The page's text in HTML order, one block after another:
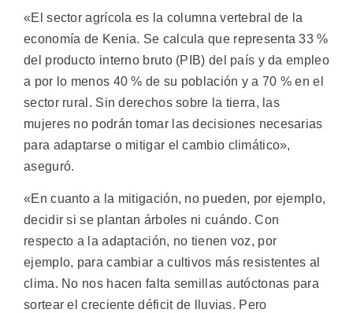
«El sector agrícola es la columna vertebral de la
economía de Kenia. Se calcula que representa 33 %
del producto interno bruto (PIB) del país y da empleo
a por lo menos 40 % de su población y a 70 % en el
sector rural. Sin derechos sobre la tierra, las
mujeres no podrán tomar las decisiones necesarias
para adaptarse o mitigar el cambio climático»,
aseguró.
«En cuanto a la mitigación, no pueden, por ejemplo,
decidir si se plantan árboles ni cuándo. Con
respecto a la adaptación, no tienen voz, por
ejemplo, para cambiar a cultivos más resistentes al
clima. No nos hacen falta semillas autóctonas para
sortear el creciente déficit de lluvias. Pero